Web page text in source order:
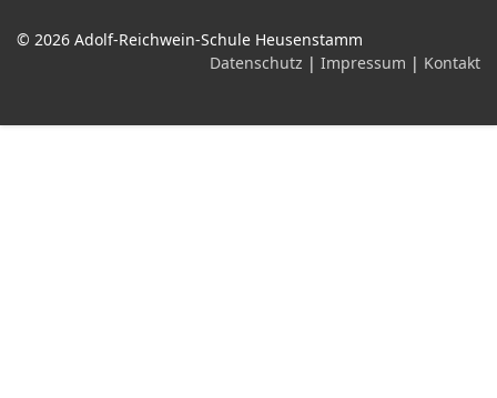
© 2026 Adolf-Reichwein-Schule Heusenstamm
Datenschutz | Impressum | Kontakt